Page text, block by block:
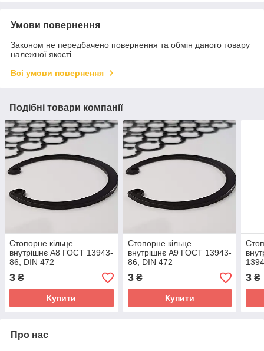
Умови повернення
Законом не передбачено повернення та обмін даного товару
належної якості
Всі умови повернення
Подібні товари компанії
Стопорне кільце
внутрішнє А8 ГОСТ 13943-
86, DIN 472
3 ₴
Купити
Стопорне кільце
внутрішнє А9 ГОСТ 13943-
86, DIN 472
3₴
Купити
3 ₴
Про нас